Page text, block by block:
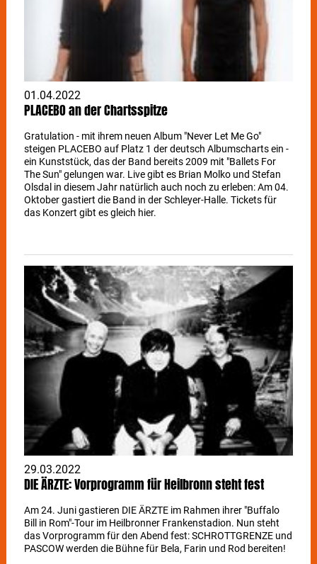
01.04.2022
PLACEBO an der Chartsspitze
Gratulation - mit ihrem neuen Album "Never Let Me Go"
steigen PLACEBO auf Platz 1 der deutsch Albumscharts ein -
ein Kunststück, das der Band bereits 2009 mit "Ballets For
The Sun" gelungen war. Live gibt es Brian Molko und Stefan
Olsdal in diesem Jahr natürlich auch noch zu erleben: Am 04.
Oktober gastiert die Band in der Schleyer-Halle. Tickets für
das Konzert gibt es gleich hier.
29.03.2022
DIE ÄRZTE: Vorprogramm für Heilbronn steht fest
Am 24. Juni gastieren DIE ÄRZTE im Rahmen ihrer "Buffalo
Bill in Rom"-Tour im Heilbronner Frankenstadion. Nun steht
das Vorprogramm für den Abend fest: SCHROTTGRENZE und
PASCOW werden die Bühne für Bela, Farin und Rod bereiten!